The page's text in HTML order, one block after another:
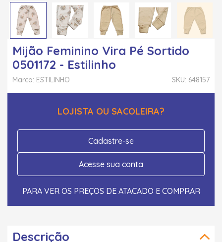
Mijão Feminino Vira Pé Sortido
0501172 - Estilinho
SKU: 648157
Marca: ESTILINHO
LOJISTA OU SACOLEIRA?
Cadastre-se
Acesse sua conta
PARA VER OS PREÇOS DE ATACADO E COMPRAR
Descrição